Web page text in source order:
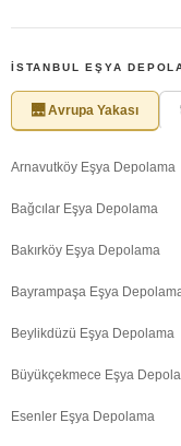
İSTANBUL EŞYA
🌉 Avrupa Yakası
Arnavutköy Eşya Depolama
Bağcılar Eşya Depolama
Bakırköy Eşya Depolama
Bayrampaşa Eşya
Beylikdüzü Eşya Depolama
Büyükçekmece Eşya
Esenler Eşya Depolama